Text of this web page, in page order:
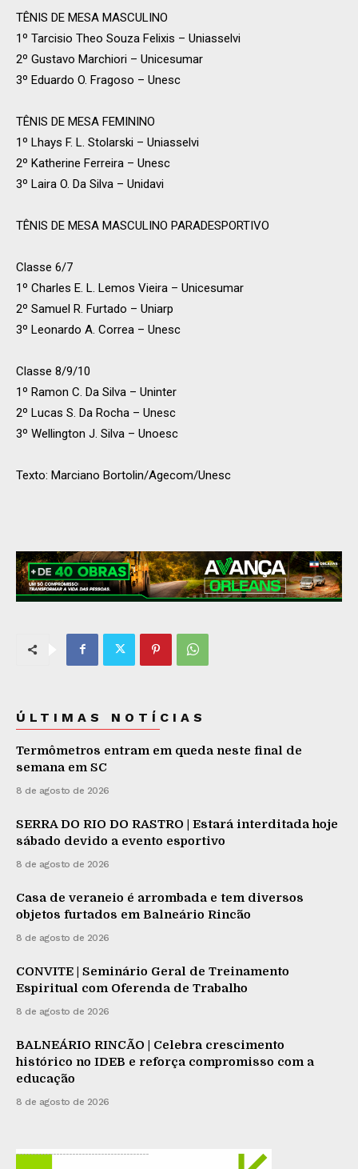
TÊNIS DE MESA MASCULINO
1º Tarcisio Theo Souza Felixis – Uniasselvi
2º Gustavo Marchiori – Unicesumar
3º Eduardo O. Fragoso – Unesc
TÊNIS DE MESA FEMININO
1º Lhays F. L. Stolarski – Uniasselvi
2º Katherine Ferreira – Unesc
3º Laira O. Da Silva – Unidavi
TÊNIS DE MESA MASCULINO PARADESPORTIVO
Classe 6/7
1º Charles E. L. Lemos Vieira – Unicesumar
2º Samuel R. Furtado – Uniarp
3º Leonardo A. Correa – Unesc
Classe 8/9/10
1º Ramon C. Da Silva – Uninter
2º Lucas S. Da Rocha – Unesc
3º Wellington J. Silva – Unoesc
Texto: Marciano Bortolin/Agecom/Unesc
ÚLTIMAS NOTÍCIAS
Termômetros entram em queda neste final de
semana em SC
8 de agosto de 2026
SERRA DO RIO DO RASTRO | Estará interditada hoje
sábado devido a evento esportivo
8 de agosto de 2026
Casa de veraneio é arrombada e tem diversos
objetos furtados em Balneário Rincão
8 de agosto de 2026
CONVITE | Seminário Geral de Treinamento
Espiritual com Oferenda de Trabalho
8 de agosto de 2026
BALNEÁRIO RINCÃO | Celebra crescimento
histórico no IDEB e reforça compromisso com a
educação
8 de agosto de 2026